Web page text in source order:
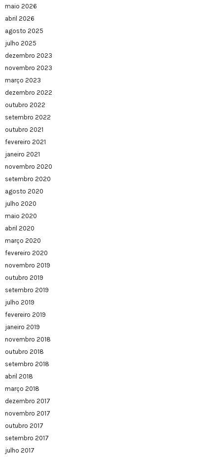
maio 2026
abril 2026
agosto 2025
julho 2025
dezembro 2023
novembro 2023
março 2023
dezembro 2022
outubro 2022
setembro 2022
outubro 2021
fevereiro 2021
janeiro 2021
novembro 2020
setembro 2020
agosto 2020
julho 2020
maio 2020
abril 2020
março 2020
fevereiro 2020
novembro 2019
outubro 2019
setembro 2019
julho 2019
fevereiro 2019
janeiro 2019
novembro 2018
outubro 2018
setembro 2018
abril 2018
março 2018
dezembro 2017
novembro 2017
outubro 2017
setembro 2017
julho 2017